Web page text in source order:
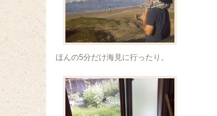
ほんの5分だけ海見に行ったり。